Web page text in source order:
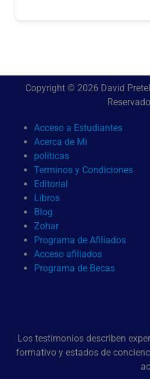
Copyright © 2026 David
Acceso a Estudiantes
Acerca de Mi
politicas
Terminos y Condiciones
Editorial
Libros
Blog
Zohar
Programa de Afiliados
Acceso afiliados
Programa de Becas
Los testimonios describen
formativo y estados de